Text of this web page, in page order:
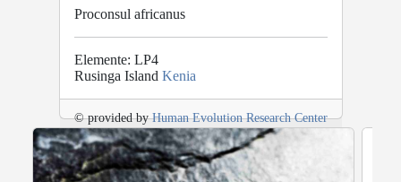
Proconsul africanus
Elemente: LP4
Rusinga Island Kenia
© provided byHuman Evolution Research Center